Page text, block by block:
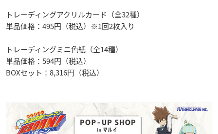
トレーディングアクリルカード（全32種）
単品価格：495円（税込）※1回2枚入り
トレーディングミニ色紙（全14種）
単品価格：594円（税込）
BOXセット：8,316円（税込）